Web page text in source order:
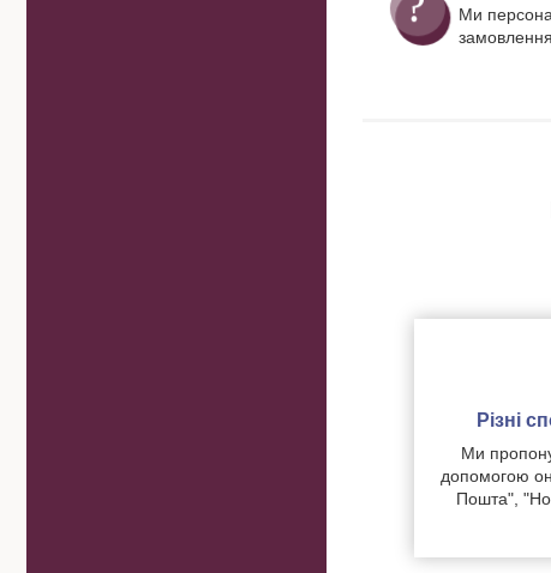
Ми
замовлення
Різні
Ми
допомогою
Пошта",